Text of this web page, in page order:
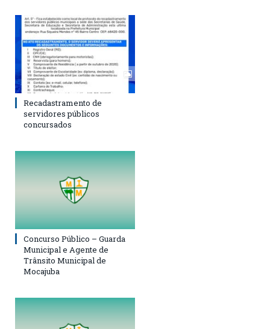
Recadastramento de
servidores públicos
concursados
Concurso Público – Guarda
Municipal e Agente de
Trânsito Municipal de
Mocajuba